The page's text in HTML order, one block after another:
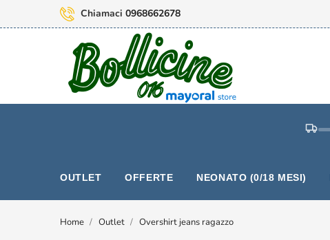
Chiamaci 0968662678
OUTLET OFFERTE NEONATO (0/18 MESI)
Home Outlet Overshirt jeans ragazzo